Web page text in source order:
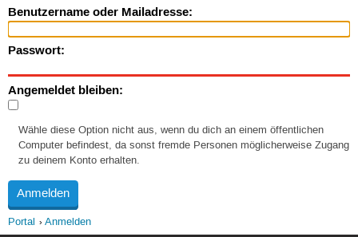
Benutzername oder Mailadresse:
Passwort:
Angemeldet bleiben:
Wähle diese Option nicht aus, wenn du dich an einem öffentlichen
Computer befindest, da sonst fremde Personen möglicherweise Zugang
zu deinem Konto erhalten.
Portal Anmelden